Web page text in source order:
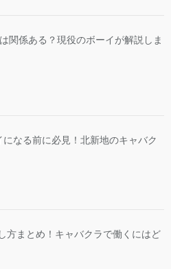
関係ある？現役のボーイが解説しま
になる前に必見！北新地のキャバク
方まとめ！キャバクラで働くにはど